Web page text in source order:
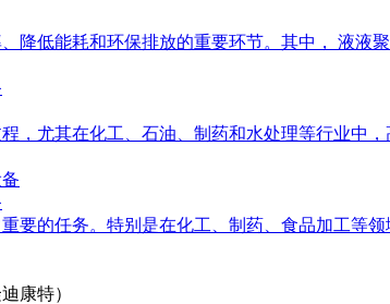
降低能耗和环保排放的重要环节。其中， 液液
，尤其在化工、石油、制药和水处理等行业中
要的任务。特别是在化工、制药、食品加工等
康特）